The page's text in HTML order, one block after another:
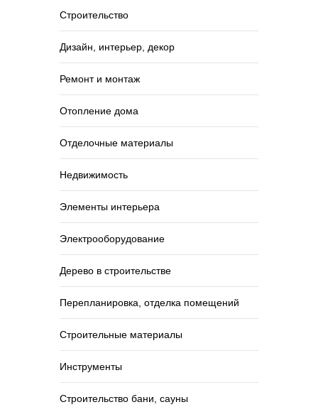
Строительство
Дизайн, интерьер, декор
Ремонт и монтаж
Отопление дома
Отделочные материалы
Недвижимость
Элементы интерьера
Электрооборудование
Дерево в строительстве
Перепланировка, отделка помещений
Строительные материалы
Инструменты
Строительство бани, сауны